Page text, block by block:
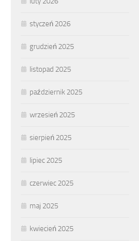
styczeń 2026
grudzień 2025
listopad 2025
październik 2025
wrzesień 2025
sierpień 2025
lipiec 2025
czerwiec 2025
maj 2025
kwiecień 2025